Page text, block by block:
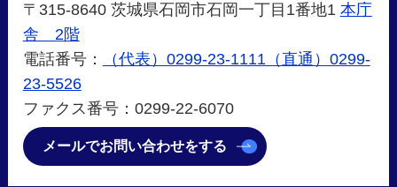
〒315-8640 茨城県石岡市石岡一丁目1番地1 本庁
舎 2階
電話番号：
（代表）0299-23-1111（直通）0299-
23-5526
ファクス番号：0299-22-6070
メールでお問い合わせをする